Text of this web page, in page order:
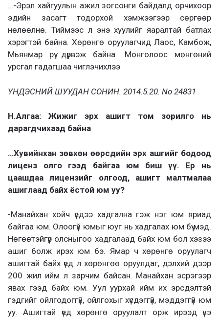
…-Эрэл хайгуулын ажил зогсонги байдалд орчихоор
эдийн засагт тодорхой хэмжээгээр сөргөөр
нөлөөлнө. Тиймээс л энэ хуулийг яаралтай батлах
хэрэгтэй байна. Хөрөнгө оруулагчид Лаос, Камбож,
Мьянмар рүү дүрвэж байна. Монголоос мөнгөний
урсгал гадагшаа чиглэчихлээ
ҮНДЭСНИЙ ШУУДАН СОНИН. 2014.5.20. No 24831
Н.Алгаа: Жижиг эрх ашигт том зорилго нь
дарагдчихаад байна
…Хувийнхан зөвхөн өөрсдийн эрх ашгийг бодоод
лиценз олго гээд байгаа юм биш үү. Ер нь
цаашдаа лицензийг олгоод, ашигт малтмалаа
ашиглаад байх ёстой юм уу?
-Манайхан хойч үедээ хадгална гэж нэг юм яриад
байгаа юм. Олоогүй юмыг юуг нь хадгалах юм бүү мэд.
Нөгөөтэйгүүр олсныгоо хадгалаад байх юм бол хэзээ
ашиг болж ирэх юм бэ. Ямар ч хөрөнгө оруулагч
ашигтай байх үед л хөрөнгөө оруулдаг, дэлхий дээр
200 жил ийм л зарчим байсан. Манайхан эсрэгээр
явах гээд байх юм. Уул уурхай ийм их эрсдэлтэй
гэдгийг ойлгодоггүй, ойлгохыг хүсдэггүй, мэддэггүй юм
уу. Ашигтай үед хөрөнгө оруулалт орж ирээд үнэ